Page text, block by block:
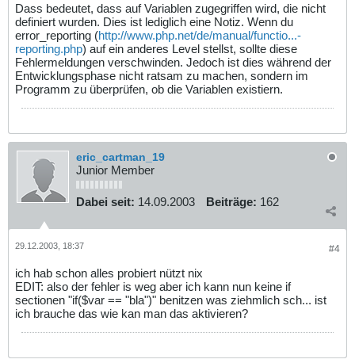
Dass bedeutet, dass auf Variablen zugegriffen wird, die nicht
definiert wurden. Dies ist lediglich eine Notiz. Wenn du
error_reporting (http://www.php.net/de/manual/functio...-
reporting.php) auf ein anderes Level stellst, sollte diese
Fehlermeldungen verschwinden. Jedoch ist dies während der
Entwicklungsphase nicht ratsam zu machen, sondern im
Programm zu überprüfen, ob die Variablen existiern.
eric_cartman_19
Junior Member
Dabei seit: 14.09.2003 Beiträge: 162
#4
29.12.2003, 18:37
ich hab schon alles probiert nützt nix
EDIT: also der fehler is weg aber ich kann nun keine if
sectionen "if($var == "bla")" benitzen was ziehmlich sch... ist
ich brauche das wie kan man das aktivieren?